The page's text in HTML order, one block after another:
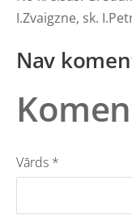
I.Zvaigzne, sk.
Nav
Vārds *